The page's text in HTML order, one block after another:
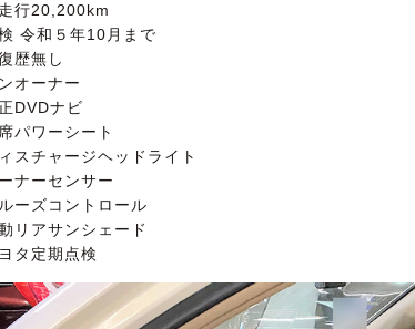
行20,200km
令和５年10月まで
歴無し
オーナー
DVDナビ
パワーシート
スチャージヘッドライト
ナーセンサー
ーズコントロール
リアサンシェード
タ定期点検